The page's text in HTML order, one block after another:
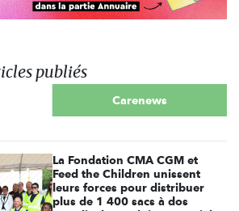
publiés
Carenews
La Fondation CMA CGM et
Feed the Children unissent
leurs forces pour distribuer
plus de 1 400 sacs à dos